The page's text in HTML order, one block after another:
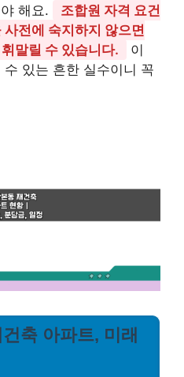
해요.
조합원 자격 요건
전에 숙지하지 않으면
말릴 수 있습니다.
이
있는 흔한 실수이니 꼭
축 아파트, 미래